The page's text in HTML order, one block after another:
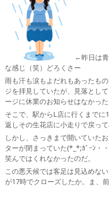
←昨日は
な感じ（笑）どろくさー
雨も汗も涙もよだれもあったも
ジを拝見していたが、見落とし
ージに休業のお知らせはなかった
そこで、駅からL店に行くまで
返しその生花店に小走りで戻って
しかし、さっきまで開いていた
ターが閉まっていた(*_*;ｶﾞｰﾝ・
笑んではくれなかったのだ。
この悪天候では客足は見込めな
が17時でクローズしたか。ま、前